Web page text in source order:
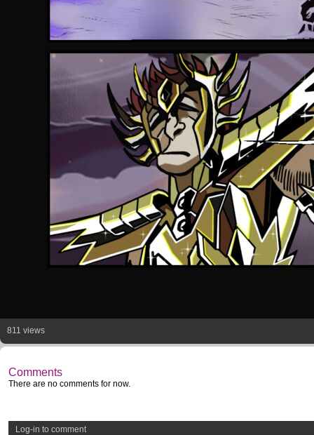
811 views
Comments
There are no comments for now.
Log-in to comment